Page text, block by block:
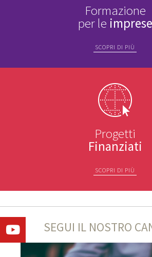
Formazione
per le imprese
SCOPRI DI PIÙ
Progetti
Finanziati
SCOPRI DI PIÙ
SEGUI IL NOSTRO